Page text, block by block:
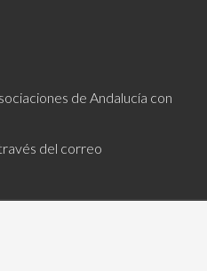
de Andalucía con
del correo